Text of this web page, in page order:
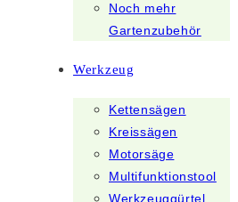
Noch mehr
Gartenzubehör
Werkzeug
Kettensägen
Kreissägen
Motorsäge
Multifunktionstool
Werkzeuggürtel